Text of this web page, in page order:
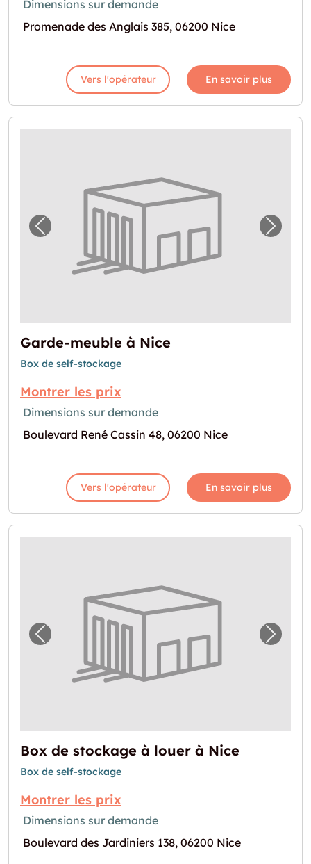
Dimensions sur demande
Promenade des Anglais 385, 06200 Nice
Vers l'opérateur En savoir plus
Image précédente pour "Garde-meuble à
Garde-meuble à Nice
Box de self-stockage
Montrer les prix
Dimensions sur demande
Boulevard René Cassin 48, 06200 Nice
Vers l'opérateur En savoir plus
Image précédente pour "Box de stockage à
Box de stockage à louer à Nice
Box de self-stockage
Montrer les prix
Dimensions sur demande
Boulevard des Jardiniers 138, 06200 Nice